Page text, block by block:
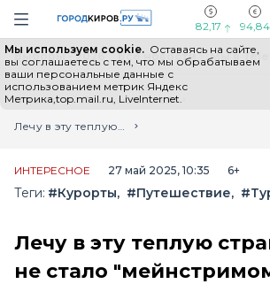
Навигация сайта
82,17 94,84
Мы используем cookie. Оставаясь на сайте,
вы соглашаетесь с тем, что мы обрабатываем
ваши персональные данные с
использованием метрик Яндекс
Метрика,top.mail.ru, LiveInternet.
Выборы - 2026 Все новости Мы в
Главная
Лента новостей
Лечу в эту теплую страну, пока не стало "мейнстримом": россиян любят и ждут, без визы — можно
ИНТЕРЕСНОЕ 27 май 2025, 10:35 6+
Теги: #Курорты #Путешествие
Лечу в эту теплую
не стало